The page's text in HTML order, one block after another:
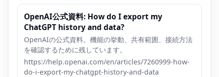
OpenAI公式資料: How do I export my
ChatGPT history and data?
OpenAIの公式資料。機能の挙動、共有範囲、接続方法
を確認するために残しています。
https://help.openai.com/en/articles/7260999-how-
do-i-export-my-chatgpt-history-and-data